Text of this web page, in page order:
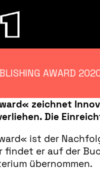
AWARD
zeichnet
Die
ist der
findet er auf der
übernommen.